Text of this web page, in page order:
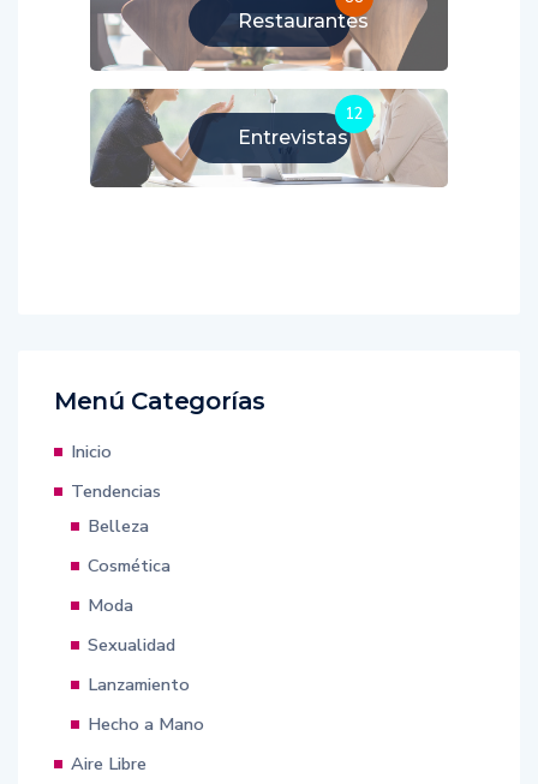
Restaurantes
Entrevistas
12
Menú Categorías
Inicio
Tendencias
Belleza
Cosmética
Moda
Sexualidad
Lanzamiento
Hecho a Mano
Aire Libre